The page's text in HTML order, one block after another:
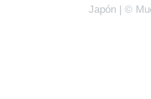
Japón | ©